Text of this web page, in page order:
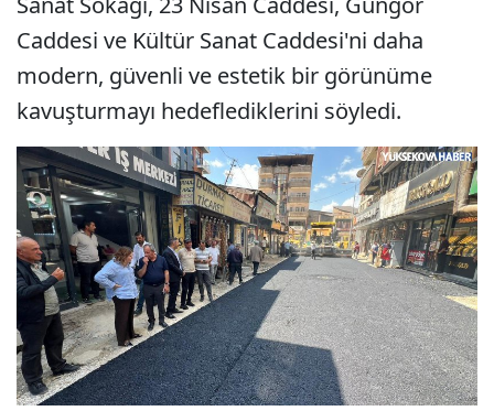
Caddesi ve Kültür Sanat Caddesi'ni daha
modern, güvenli ve estetik bir görünüme
kavuşturmayı hedeflediklerini söyledi.